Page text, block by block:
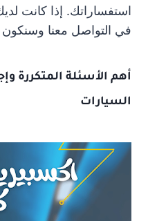
استفساراتك. إذا كانت
في التواصل معنا
أهم الأسئلة المتكررة
السيارات